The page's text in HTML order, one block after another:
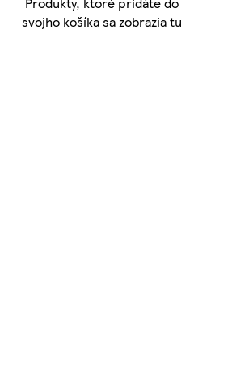
svojho košíka sa zobrazia tu